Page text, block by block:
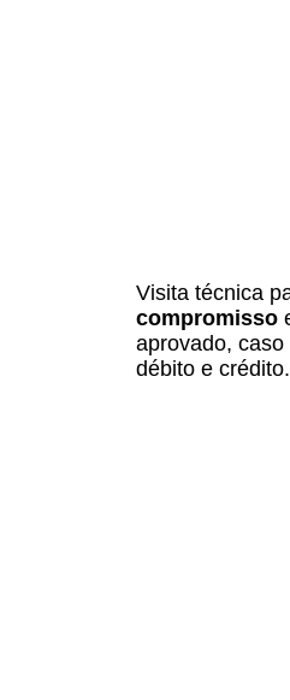
Visita técnica
compromisso
aprovado, caso
débito e crédito.